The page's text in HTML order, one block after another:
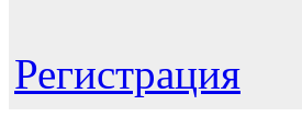
Регистрация